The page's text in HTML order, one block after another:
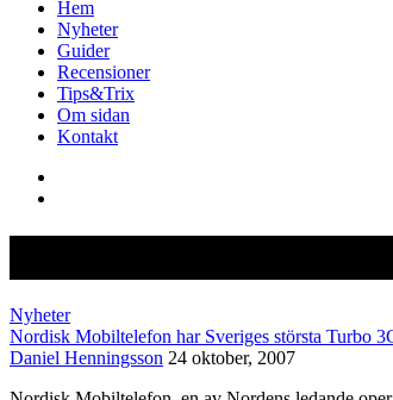
Hem
Nyheter
Guider
Recensioner
Tips&Trix
Om sidan
Kontakt
Nyheter
Nordisk Mobiltelefon har Sveriges största Turbo
Daniel Henningsson 24 oktober, 2007